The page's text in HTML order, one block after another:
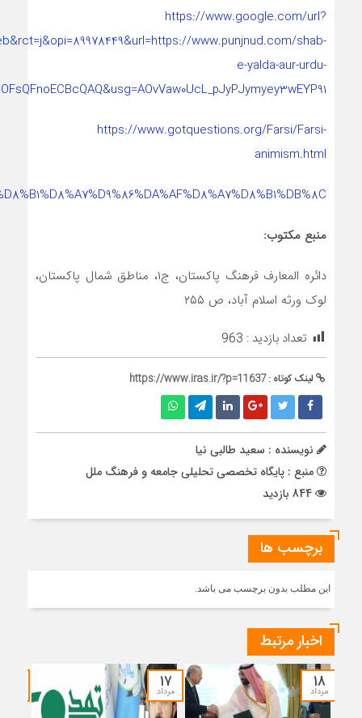
https://www.google.com/url?
www.punjnud.com/shab-
e-yalda-aur-urdu-
https://www.gotquestions.org/Farsi/Farsi-
animism.html
منبع مکتوب:
دائره المعارف فرهنگ پاکستان، ج۱، مناطق شمال پاکستان،
لوک ورثه اسلام آباد، ص ۲۵۵
تعداد بازدید : 963
لینک کوتاه :https://www.iras.ir/?p=11637
نویسنده : سعید طالبی نیا
منبع : پایگاه تخصصی تحلیلی جامعه و فرهنگ ملل
برچسب ها
این مطلب بدون برچسب می باشد.
اخبار مرتبط
۱۸
مرداد ۱۷
مرداد